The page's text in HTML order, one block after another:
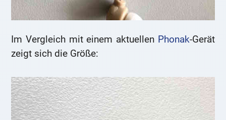
Im Vergleich mit einem aktuellen Phonak-Gerät
zeigt sich die Größe: